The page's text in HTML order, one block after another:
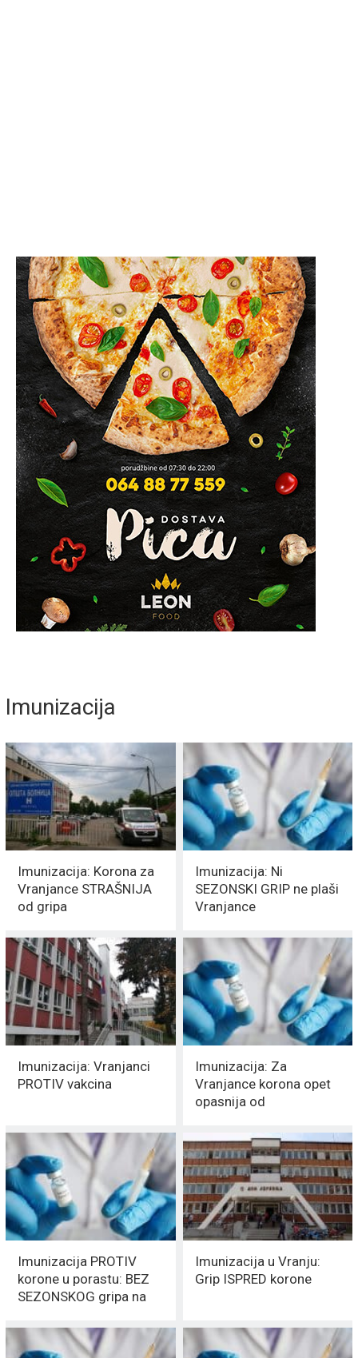
Imunizacija
Imunizacija: Korona za
Vranjance STRAŠNIJA
od gripa
Imunizacija: Ni
SEZONSKI GRIP ne plaši
Vranjance
Imunizacija: Vranjanci
PROTIV vakcina
Imunizacija: Za
Vranjance korona opet
opasnija od
Imunizacija PROTIV
korone u porastu: BEZ
SEZONSKOG gripa na
Imunizacija u Vranju:
Grip ISPRED korone